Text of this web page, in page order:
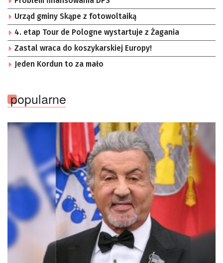
Urząd gminy Skąpe z fotowoltaiką
4. etap Tour de Pologne wystartuje z Żagania
Zastal wraca do koszykarskiej Europy!
Jeden Kordun to za mało
popularne